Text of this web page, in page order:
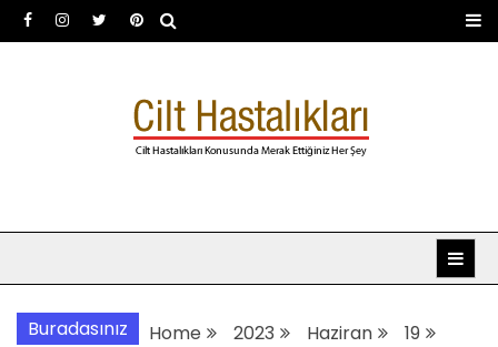
Skip
to
Dermatoloji uzmanı Dr.
Şafak Metekoğlu Akalın
Buradasınız Home 2023 Haziran
19